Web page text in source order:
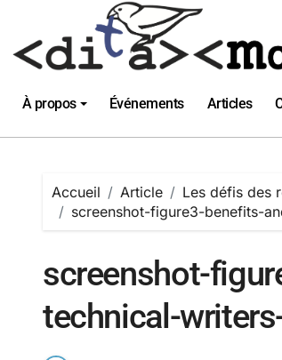
contenu
À propos Événements Articles
Accueil Article
Les défis des
screenshot-figure3-benefits-
screenshot-
technical-